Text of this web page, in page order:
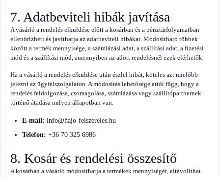
7. Adatbeviteli hibák javítása
A vásárló a rendelés elküldése előtt a kosárban és a pénztárfolyamatban
ellenőrizheti és javíthatja az adatbeviteli hibákat. Módosítható többek
között a termék mennyisége, a számlázási adat, a szállítási adat, a fizetési
mód és a szállítási mód, amennyiben az adott rendelésnél ezek elérhetők.
Ha a vásárló a rendelés elküldése után észlel hibát, köteles azt mielőbb
jelezni az ügyfélszolgálaton. A módosítás lehetősége attól függ, hogy a
rendelés feldolgozása, csomagolása, számlázása vagy szállítópartnernek
történő átadása milyen állapotban van.
E-mail: info@hajo-felszereles.hu
Telefon: +36 70 325 6986
8. Kosár és rendelési összesítő
A kosárban a vásárló módosíthatja a termékek mennyiségét, eltávolíthat